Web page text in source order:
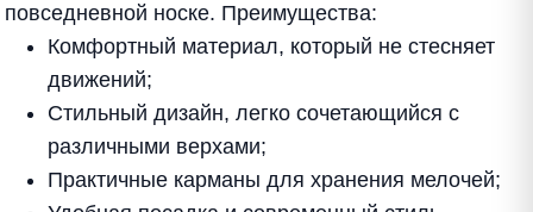
повседневной носке. Преимущества:
Комфортный материал, который не стесняет
движений;
Стильный дизайн, легко сочетающийся с
различными верхами;
Практичные карманы для хранения мелочей;